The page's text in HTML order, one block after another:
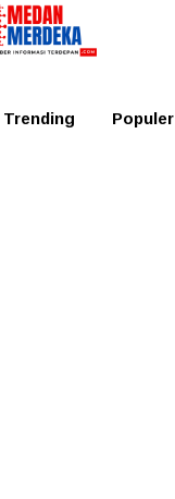
Tapanuli
Trending Populer